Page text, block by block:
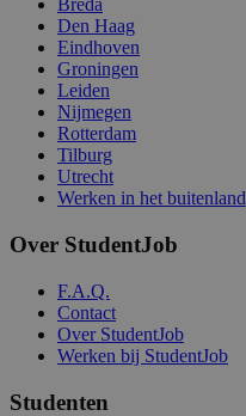
Breda
Den Haag
Eindhoven
Groningen
Leiden
Nijmegen
Rotterdam
Tilburg
Utrecht
Werken in het buitenland
Over StudentJob
F.A.Q.
Contact
Over StudentJob
Werken bij StudentJob
Studenten